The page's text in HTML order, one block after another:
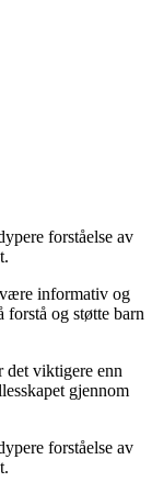
forståelse av
informativ og
og støtte barn
det viktigere enn
gjennom
forståelse av